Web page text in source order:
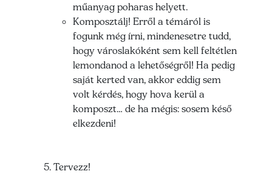
műanyag poharas helyett.
Komposztálj! Erről a témáról is
fogunk még írni, mindenesetre tudd,
hogy városlakóként sem kell feltétlen
lemondanod a lehetőségről! Ha pedig
saját kerted van, akkor eddig sem
volt kérdés, hogy hova kerül a
komposzt… de ha mégis: sosem késő
elkezdeni!
Tervezz!